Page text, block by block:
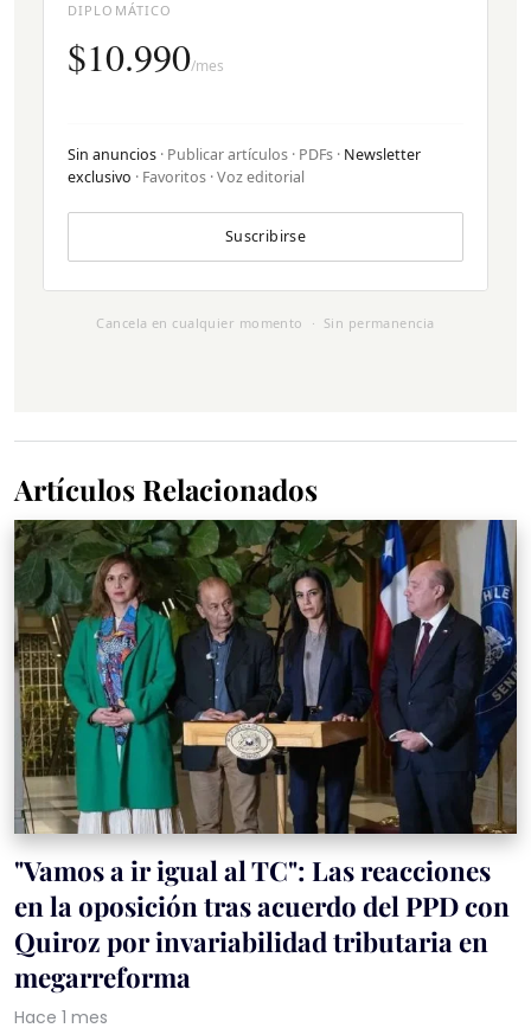
DIPLOMÁTICO
$10.990/mes
Sin anuncios · Publicar artículos · PDFs · Newsletter
exclusivo · Favoritos · Voz editorial
Suscribirse
Cancela en cualquier momento · Sin permanencia
Artículos Relacionados
"Vamos a ir igual al TC": Las reacciones
en la oposición tras acuerdo del PPD con
Quiroz por invariabilidad tributaria en
megarreforma
Hace 1 mes